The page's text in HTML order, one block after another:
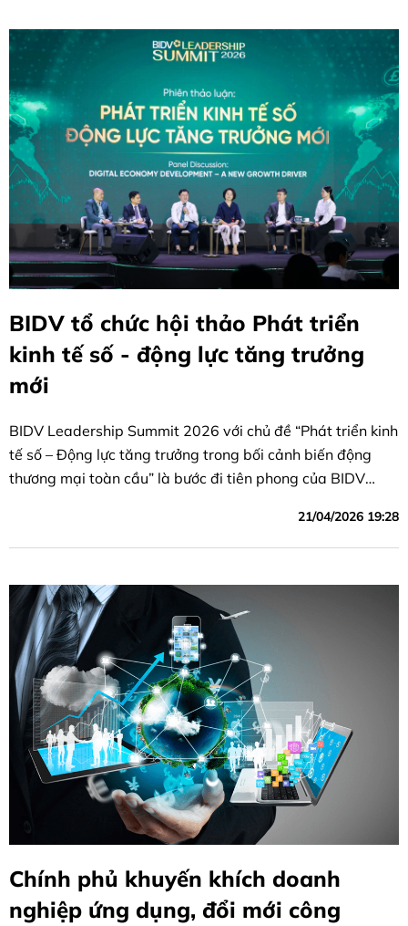
BIDV tổ chức hội thảo Phát triển
kinh tế số - động lực tăng trưởng
mới
BIDV Leadership Summit 2026 với chủ đề “Phát triển kinh
tế số – Động lực tăng trưởng trong bối cảnh biến động
thương mại toàn cầu” là bước đi tiên phong của BIDV
21/04/2026 19:28
Chính phủ khuyến khích doanh
nghiệp ứng dụng, đổi mới công